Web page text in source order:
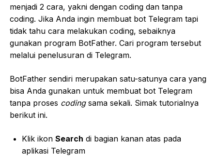
menjadi 2 cara, yakni dengan coding dan tanpa
coding. Jika Anda ingin membuat bot Telegram tapi
tidak tahu cara melakukan coding, sebaiknya
gunakan program BotFather. Cari program tersebut
melalui penelusuran di Telegram.
BotFather sendiri merupakan satu-satunya cara yang
bisa Anda gunakan untuk membuat bot Telegram
tanpa proses codingsama sekali. Simak tutorialnya
berikut ini.
Klik ikon Search di bagian kanan atas pada
aplikasi Telegram